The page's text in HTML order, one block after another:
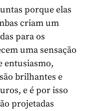
porque elas
criam um
para os
uma sensação
entusiasmo,
brilhantes e
e é por isso
projetadas